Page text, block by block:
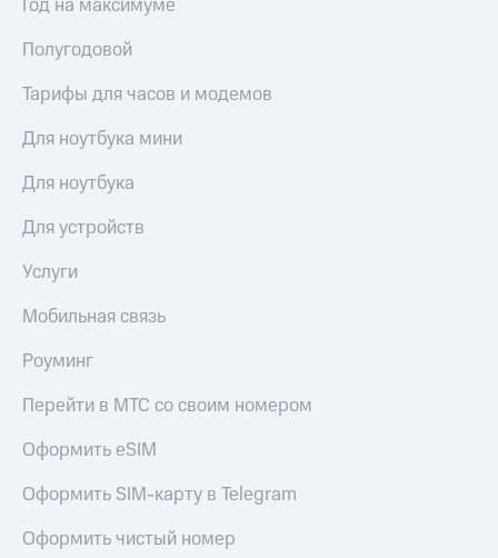
Год на максимуме
Полугодовой
Тарифы для часов и модемов
Для ноутбука мини
Для ноутбука
Для устройств
Услуги
Мобильная связь
Роуминг
Перейти в МТС со своим номером
Оформить eSIM
Оформить SIM-карту в Telegram
Оформить чистый номер